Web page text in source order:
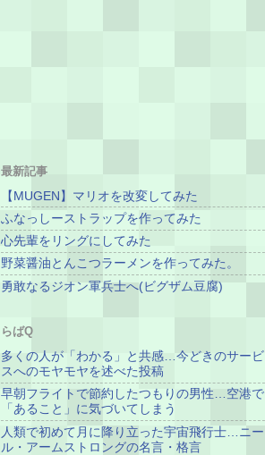
最新記事
【MUGEN】マリオを改変してみた
ふなっしーストラップを作ってみた
心先輩をリングにしてみた
野菜醤油とんこつラーメンを作ってみた。
勇敢なるジオン軍兵士へ(ビグザム豆腐)
らばQ
多くの人が「わかる」と共感…今どきのサービ
スへのモヤモヤを述べた投稿
早朝フライトで節約したつもりの男性…空港で
「あること」に気づいてしまう
人類で初めて月に降り立った宇宙飛行士…ニー
ル・アームストロングの名言・格言